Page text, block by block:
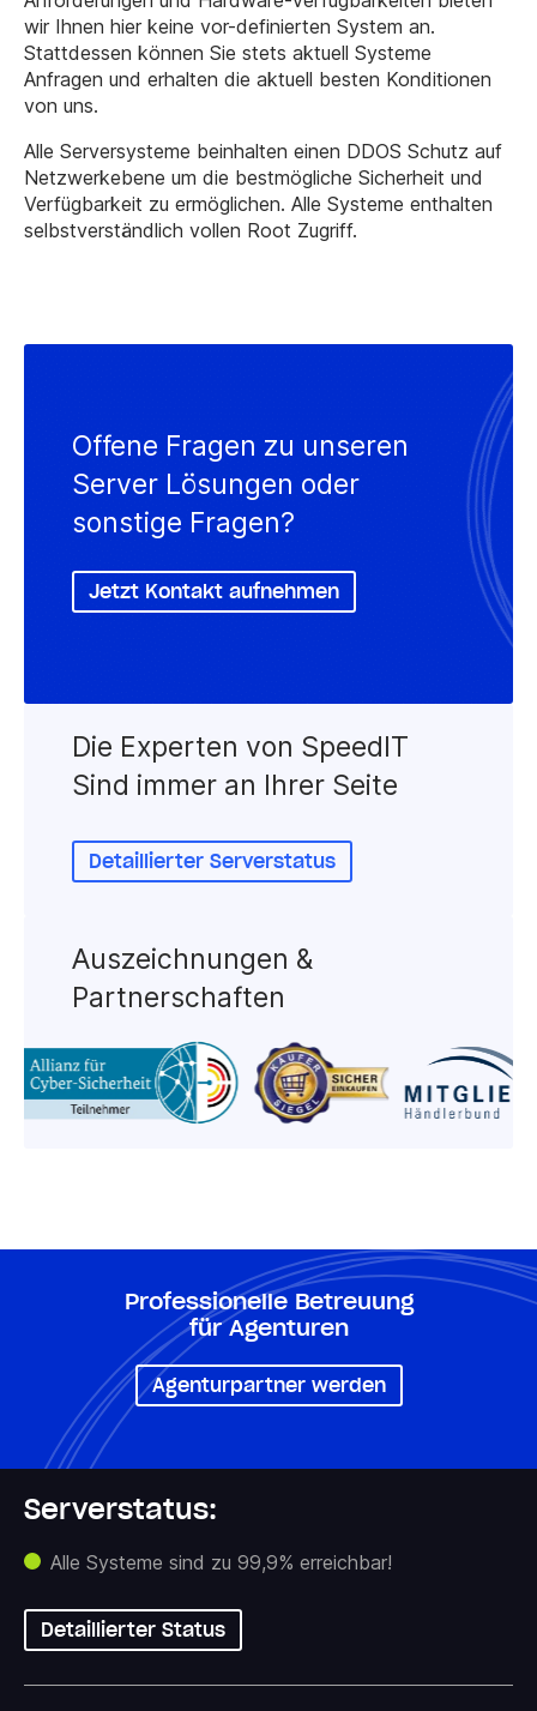
wir Ihnen hier keine vor-definierten System an.
Stattdessen können Sie stets aktuell Systeme
Anfragen und erhalten die aktuell besten Konditionen
von uns.
Alle Serversysteme beinhalten einen DDOS Schutz auf
Netzwerkebene um die bestmögliche Sicherheit und
Verfügbarkeit zu ermöglichen. Alle Systeme enthalten
selbstverständlich vollen Root Zugriff.
Offene Fragen zu unseren
Server Lösungen oder
sonstige Fragen?
Jetzt Kontakt aufnehmen
Die Experten von SpeedIT
Sind immer an Ihrer Seite
Detaillierter Serverstatus
Auszeichnungen &
Partnerschaften
Professionelle Betreuung
für Agenturen
Agenturpartner werden
Serverstatus:
Alle Systeme sind zu 99,9% erreichbar!
Detaillierter Status